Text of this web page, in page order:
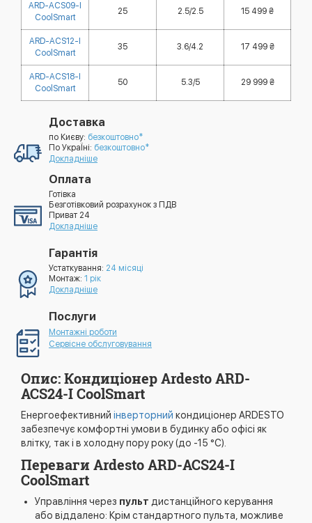
ARD-ACS09-I
CoolSmart
25 2.5/2.5 15 499 ₴
ARD-ACS12-I
CoolSmart
35 3.6/4.2 17 499 ₴
ARD-ACS18-I
CoolSmart
50 5.3/5 29 999 ₴
Доставка
по Києву: безкоштовно*
По УкраЇні: безкоштовно*
Докладніше
Оплата
Готівка
Безготівковий розрахунок з ПДВ
Приват 24
Докладніше
Гарантія
Устаткування: 24 місяці
Монтаж: 1 рік
Докладніше
Послуги
Монтажні роботи
Сервісне обслуговування
Опис: Кондиціонер Ardesto ARD-
ACS24-I CoolSmart
Енергоефективний інверторний кондиціонер ARDESTO
забезпечує комфортні умови в будинку або офісі як
влітку, так і в холодну пору року (до -15 °С).
Переваги Ardesto ARD-ACS24-I
CoolSmart
Управління через пульт дистанційного керування
або віддалено: Крім стандартного пульта, можливе